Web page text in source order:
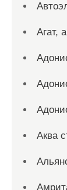
Агат,
Аква